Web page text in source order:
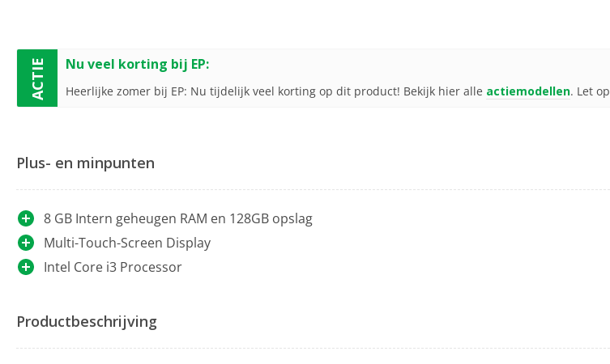
ACTIE Nu veel korting bij EP:
Heerlijke zomer bij EP: Nu tijdelijk veel korting op dit product! Bekijk hier alle actiemodellen. Let
Plus- en minpunten
8 GB Intern geheugen RAM en 128GB opslag
Multi-Touch-Screen Display
Intel Core i3 Processor
Productbeschrijving